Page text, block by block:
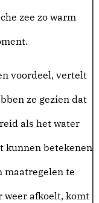
zee zo warm
.
voordeel, vertelt
ze gezien dat
als het water
kunnen betekenen
maatregelen te
weer afkoelt, komt